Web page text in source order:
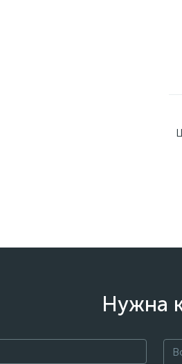
Нужна